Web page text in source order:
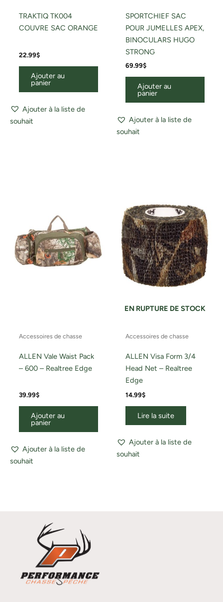
TRAKTIQ TK004
COUVRE SAC ORANGE
22.99$
Ajouter au
panier
Ajouter à la liste de
souhait
SPORTCHIEF SAC
POUR JUMELLES APEX,
BINOCULARS HUGO
STRONG
69.99$
Ajouter au
panier
Ajouter à la liste de
souhait
Accessoires de chasse
ALLEN Vale Waist Pack
– 600 – Realtree Edge
39.99$
Ajouter au
panier
Ajouter à la liste de
souhait
EN RUPTURE DE STOCK
Accessoires de chasse
ALLEN Visa Form 3/4
Head Net – Realtree
Edge
14.99$
Lire la suite
Ajouter à la liste de
souhait